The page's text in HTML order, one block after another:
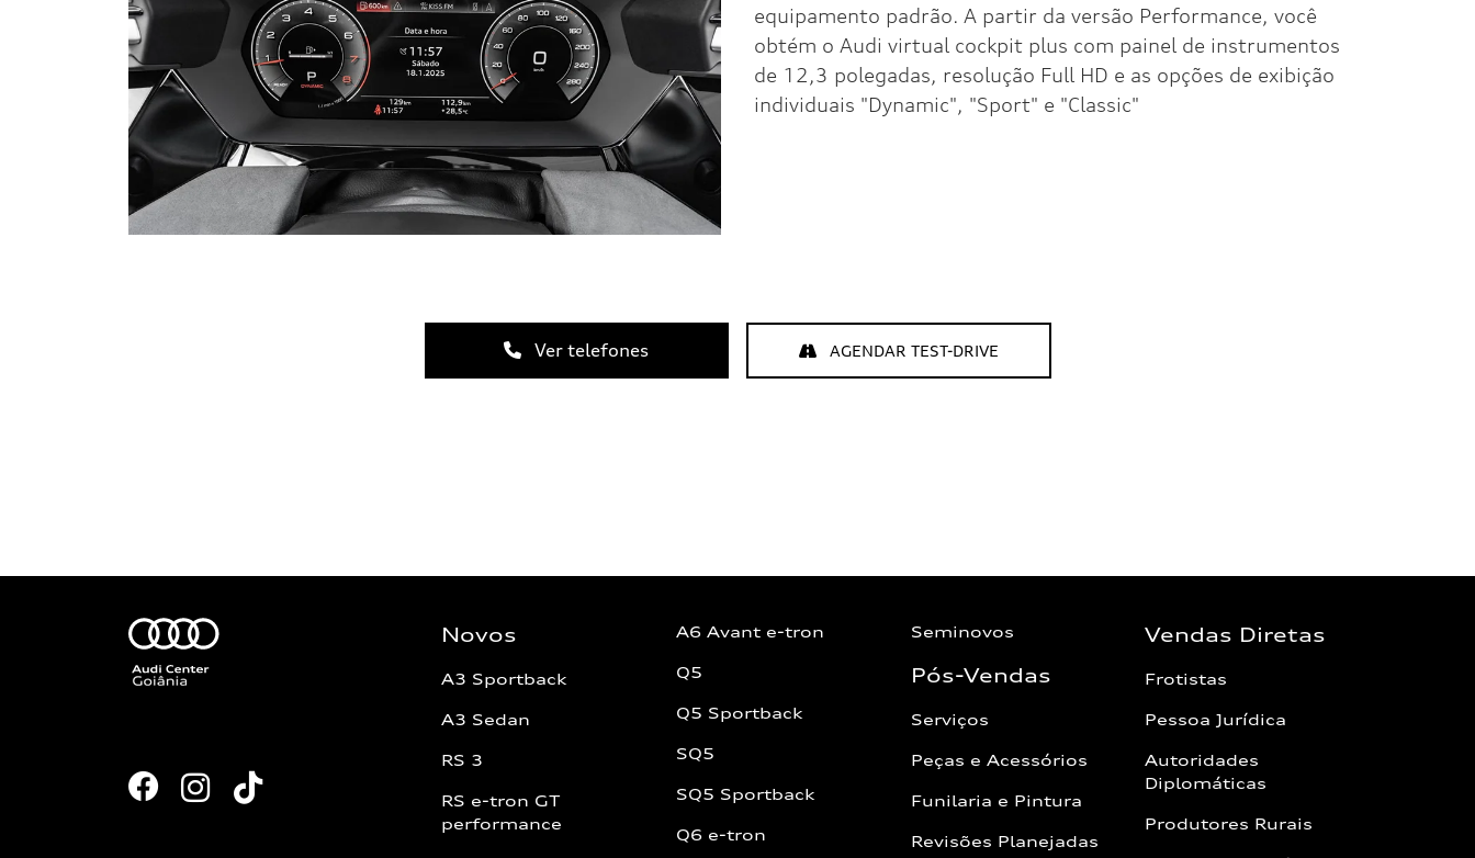
equipamento padrão. A partir da versão Performance, você
obtém o Audi virtual cockpit plus com painel de instrumentos
de 12,3 polegadas, resolução Full HD e as opções de exibição
individuais "Dynamic", "Sport" e "Classic"
Ver telefones AGENDAR TEST-DRIVE
Novos
A3 Sportback
A3 Sedan
RS 3
RS e-tron GT
performance
A6 Avant e-tron
Q5
Q5 Sportback
SQ5
SQ5 Sportback
Q6 e-tron
Seminovos
Pós-Vendas
Serviços
Peças e Acessórios
Funilaria e Pintura
Revisões Planejadas
Vendas Diretas
Frotistas
Pessoa Jurídica
Autoridades
Diplomáticas
Produtores Rurais